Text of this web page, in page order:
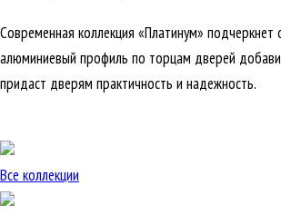
Современная коллекция «Платинум» подчеркнет
алюминиевый профиль по торцам дверей
придаст дверям практичность и надежность.
Все коллекции